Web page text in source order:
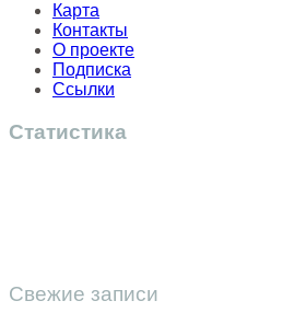
Карта
Контакты
О проекте
Подписка
Ссылки
Статистика
Свежие записи